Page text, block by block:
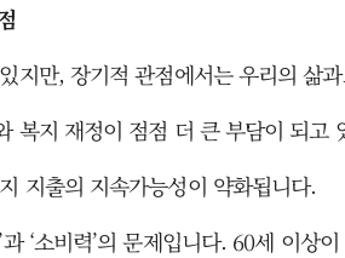
지만, 장기적 관점에서는 우리의 삶
복지 재정이 점점 더 큰 부담이 되
지출의 지속가능성이 약화됩니다.
‘소비력’의 문제입니다. 60세 이